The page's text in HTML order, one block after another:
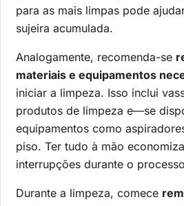
para as mais limpas pode
sujeira acumulada.
Analogamente, recomenda-se
materiais e equipamentos
iniciar a limpeza. Isso inclui
produtos de limpeza e—se
equipamentos como
piso. Ter tudo à mão
interrupções durante o
Durante a limpeza, comece